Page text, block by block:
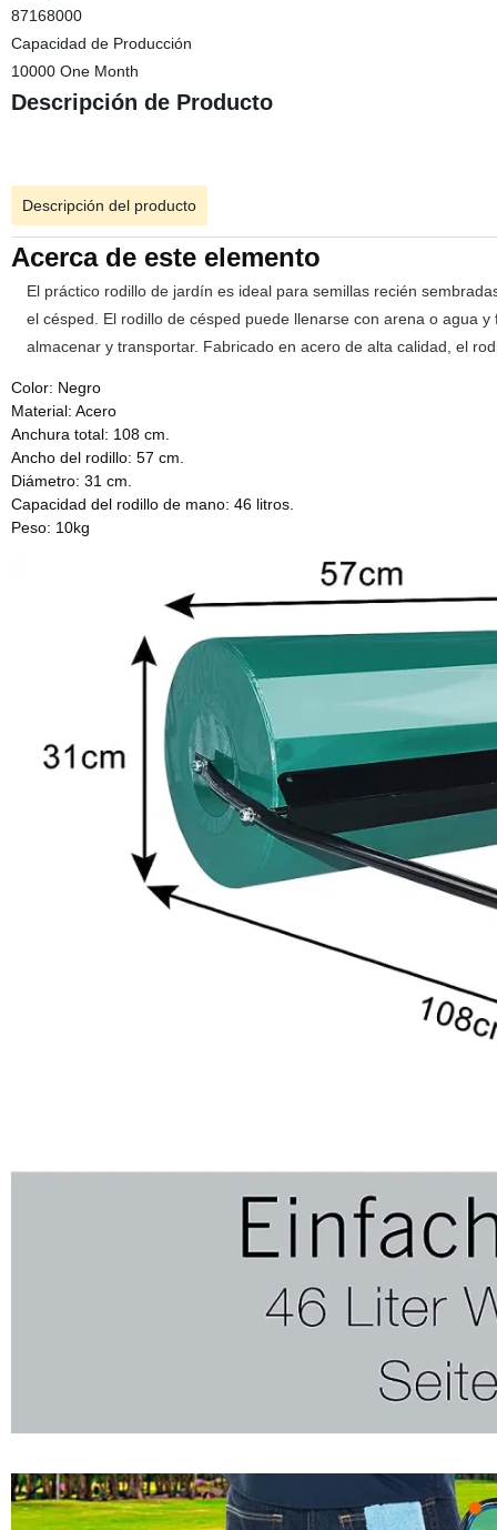
87168000
Capacidad de Producción
10000 One Month
Descripción de Producto
Descripción del producto
Acerca de este elemento
El práctico rodillo de jardín es ideal para semillas recién
el césped. El rodillo de césped puede llenarse con arena o agua
almacenar y transportar. Fabricado en acero de alta calidad, el
Color: Negro
Material: Acero
Anchura total: 108 cm.
Ancho del rodillo: 57 cm.
Diámetro: 31 cm.
Capacidad del rodillo de mano: 46 litros.
Peso: 10kg